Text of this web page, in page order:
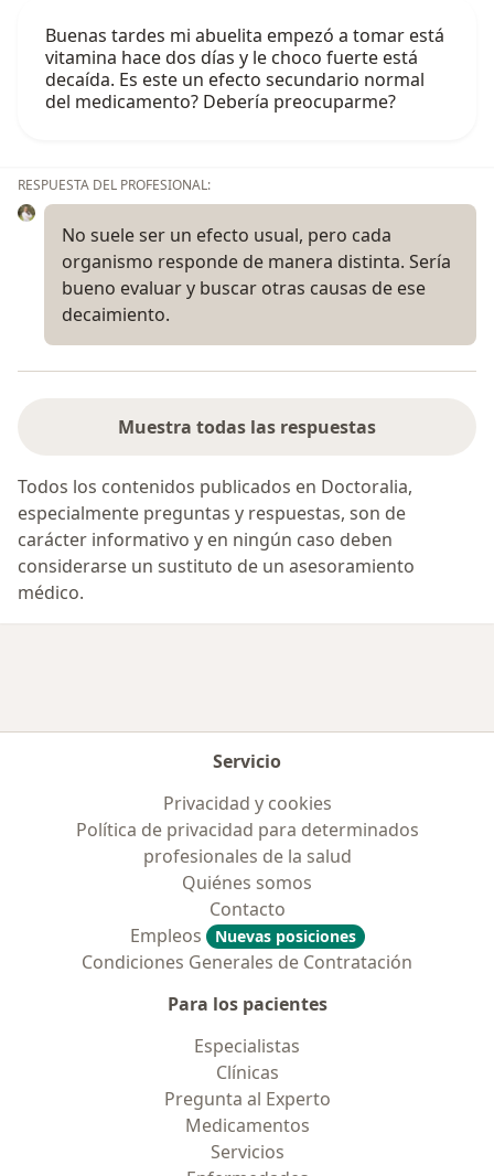
Buenas tardes mi abuelita empezó a tomar está
vitamina hace dos días y le choco fuerte está
decaída. Es este un efecto secundario normal
del medicamento? Debería preocuparme?
RESPUESTA DEL PROFESIONAL:
No suele ser un efecto usual, pero cada
organismo responde de manera distinta. Sería
bueno evaluar y buscar otras causas de ese
decaimiento.
Muestra todas las respuestas
Todos los contenidos publicados en Doctoralia,
especialmente preguntas y respuestas, son de
carácter informativo y en ningún caso deben
considerarse un sustituto de un asesoramiento
médico.
Servicio
Privacidad y cookies
Política de privacidad para determinados
profesionales de la salud
Quiénes somos
Contacto
Empleos
Nuevas posiciones
Condiciones Generales de Contratación
Para los pacientes
Especialistas
Clínicas
Pregunta al Experto
Medicamentos
Servicios